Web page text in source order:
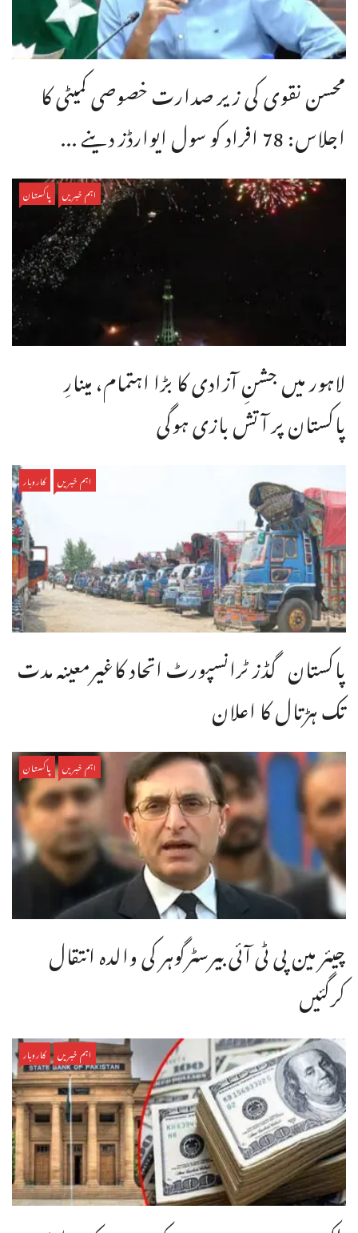
محسن نقوی کی زیر صدارت خصوصی کمیٹی کا
اجلاس: 78 افراد کو سول ایوارڈز دینے ...
اہم خبریں پاکستان
لاہور میں جشنِ آزادی کا بڑا اہتمام، مینارِ
پاکستان پر آتش بازی ہوگی
اہم خبریں کاروبار
پاکستان گڈز ٹرانسپورٹ اتحاد کاغیرمعینہ مدت
تک ہڑتال کا اعلان
اہم خبریں پاکستان
چیئر مین پی ٹی آئی بیرسٹرگوہر کی والدہ انتقال
کرگئیں
اہم خبریں کاروبار